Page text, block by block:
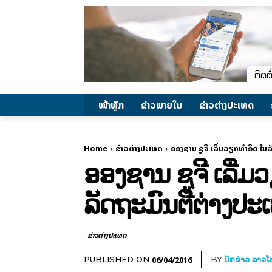
ໜ້າຫຼັກ ຂ່າວພາຍ​ໃນ ຂ່າວຕ່າງປະເທດ
Home ຂ່າວຕ່າງປະເທດ ອອງຊານ ຊູຈີ ເລີ່ມວຽກທຳອິດ ໃ
ອອງຊານ ຊູຈີ ເລີ່
ລັດຖະມົນຕີຕ່າງປະ
ຂ່າວຕ່າງປະເທດ
PUBLISHED ON 06/04/2016 BYນັກຂ່າວ ລາວ